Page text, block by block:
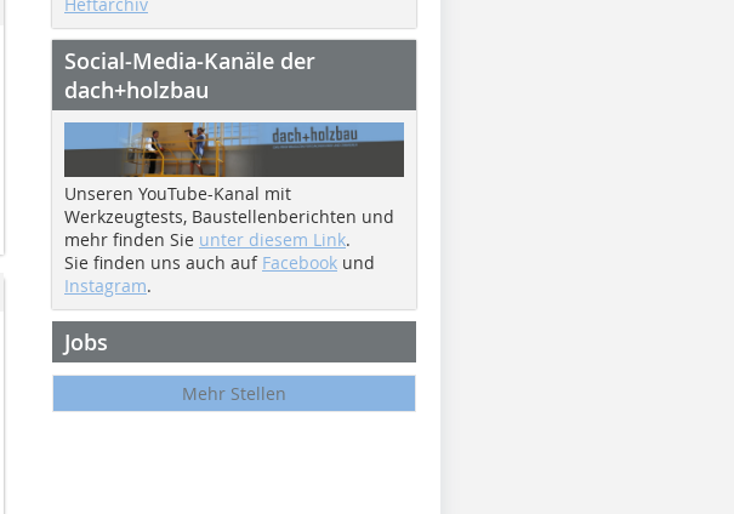
Heftarchiv
Social-Media-Kanäle der
dach+holzbau
Unseren YouTube-Kanal mit
Werkzeugtests, Baustellenberichten und
mehr finden Sie unter diesem Link.
Sie finden uns auch auf Facebook und
Instagram.
Jobs
Mehr Stellen